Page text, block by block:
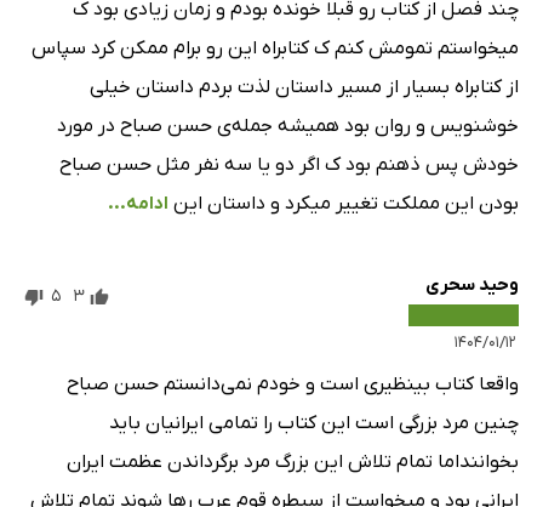
چند فصل از کتاب رو قبلا خونده بودم و زمان زیادی بود ک
میخواستم تمومش کنم ک کتابراه این رو برام ممکن کرد سپاس
از کتابراه بسیار از مسیر داستان لذت بردم داستان خیلی
خوشنویس و روان بود همیشه جمله‌ی حسن صباح در مورد
خودش پس ذهنم بود ک اگر دو یا سه نفر مثل حسن صباح
بودن این مملکت تغییر میکرد و داستان این ادامه...
وحید سحری
۱۴۰۴/۰۱/۱۲
3
5
واقعا کتاب بینظیری است و خودم نمی‌دانستم حسن صباح
چنین مرد بزرگی است این کتاب را تمامی ایرانیان باید
بخواننداما تمام تلاش این بزرگ مرد برگرداندن عظمت ایران
ایرانی بود و میخواست از سیطره قوم عرب رها شوند تمام تلاش